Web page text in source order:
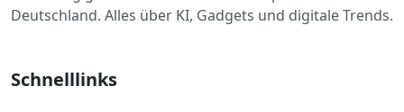
Deutschland. Alles über KI, Gadgets und digitale Trends.
Schnelllinks